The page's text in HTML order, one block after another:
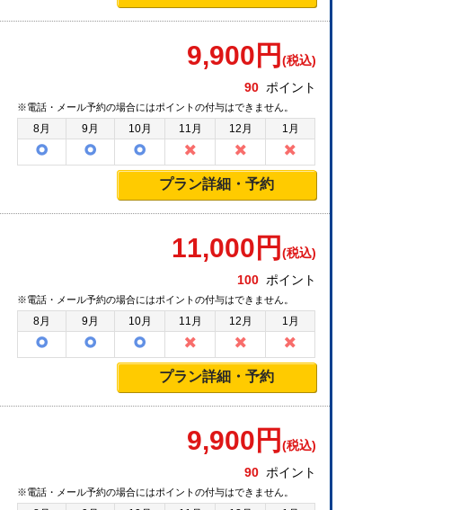
9,900 円 (税込)
90 ポイント
※電話・メール予約の場合にはポイントの付与はできません。
8月 9月 10月 11月 12月 1月
プラン詳細・予約
11,000 円 (税込)
100 ポイント
※電話・メール予約の場合にはポイントの付与はできません。
8月 9月 10月 11月 12月 1月
プラン詳細・予約
9,900 円 (税込)
90 ポイント
※電話・メール予約の場合にはポイントの付与はできません。